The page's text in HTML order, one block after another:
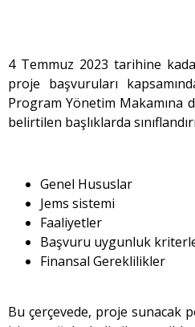
4 Temmuz 2023 tarihine
proje başvuruları
Program Yönetim Makamına
belirtilen başlıklarda
Genel Hususlar
Jems sistemi
Faaliyetler
Başvuru uygunluk
Finansal Gereklilikler
Bu çerçevede, proje sunacak